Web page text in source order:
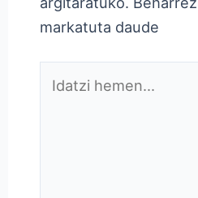
markatuta daude
hemen...